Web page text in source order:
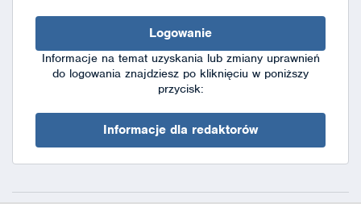
Logowanie
Informacje na temat uzyskania lub zmiany uprawnień
do logowania znajdziesz po kliknięciu w poniższy
przycisk:
Informacje dla redaktorów